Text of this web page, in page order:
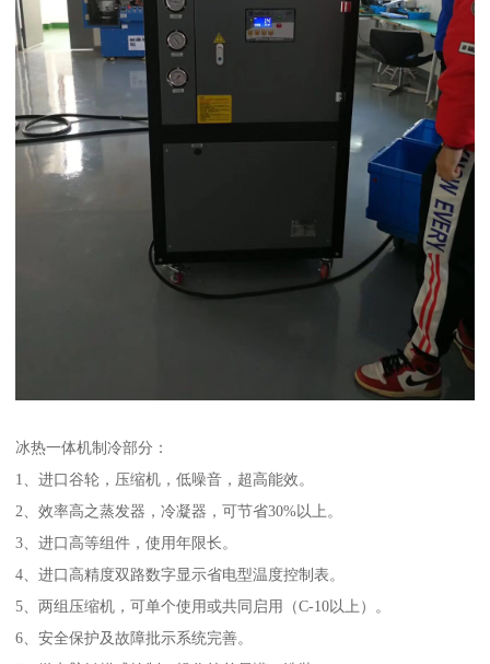
冰热一体机制冷部分：
1、进口谷轮，压缩机，低噪音，超高能效。
2、效率高之蒸发器，冷凝器，可节省30%以上。
3、进口高等组件，使用年限长。
4、进口高精度双路数字显示省电型温度控制表。
5、两组压缩机，可单个使用或共同启用（C-10以上）。
6、安全保护及故障批示系统完善。